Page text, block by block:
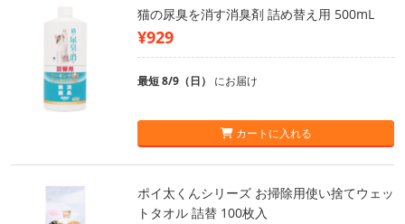
猫の尿臭を消す消臭剤 詰め替え用 500mL
¥929
最短 8/9（日） にお届け
カートに入れる
ポイ太くんシリーズ お掃除用使い捨てウェッ
トタオル 詰替 100枚入